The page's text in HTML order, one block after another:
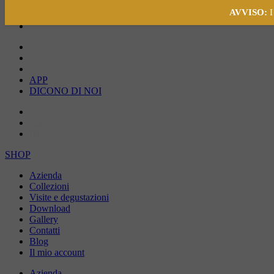
APP
DICONO DI NOI
SHOP
Azienda
Collezioni
Visite e degustazioni
Download
Gallery
Contatti
Blog
Il mio account
AVVISO: I